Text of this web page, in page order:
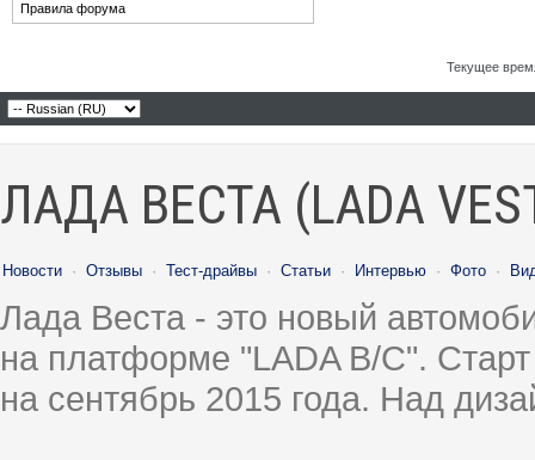
Правила форума
Текущее
ЛАДА ВЕСТА (LADA
Новости · Отзывы · Тест-драйвы · Статьи · Интервью · Фото ·
Лада Веста - это новый
на платформе "LADA B/C".
на сентябрь 2015 года. Над